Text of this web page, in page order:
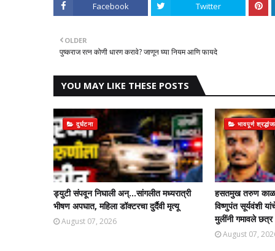
Facebook Twitter
OLDER
पुष्कराज रत्न कोणी धारण करावे? जाणून घ्या नियम आणि फायदे
YOU MAY LIKE THESE POSTS
दुर्घटना
ड्युटी संपवून निघाली अन्...सांगलीत मध्यरात्री
भीषण अपघात, महिला डॉक्टरचा दुर्दैवी मृत्यू
August 07, 2026
भावपूर्ण
हसतमुख तरुण
विष्णुपंत सूर्यवंशी
मुलींनी गमावले छत्र
August 07,